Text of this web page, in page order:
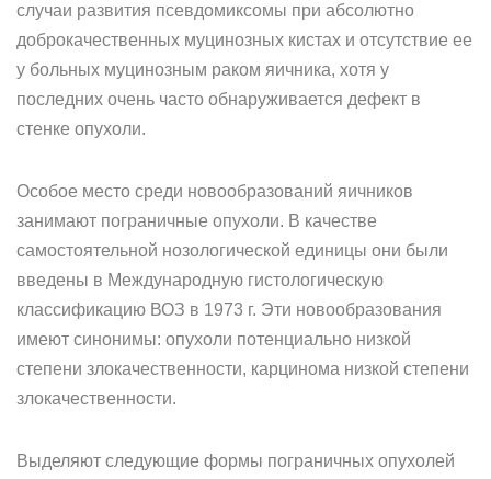
случаи развития псевдомиксомы при абсолютно
доброкачественных муцинозных кистах и отсутствие ее
у больных муцинозным раком яичника, хотя у
последних очень часто обнаруживается дефект в
стенке опухоли.
Особое место среди новообразований яичников
занимают пограничные опухоли. В качестве
самостоятельной нозологической единицы они были
введены в Международную гистологическую
классификацию ВОЗ в 1973 г. Эти новообразования
имеют синонимы: опухоли потенциально низкой
степени злокачественности, карцинома низкой степени
злокачественности.
Выделяют следующие формы пограничных опухолей